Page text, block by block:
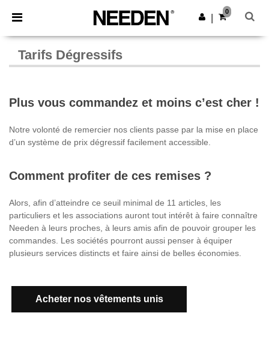
× Appli Needen
Meilleurs prix sur l’app !
Obtenir l'appli
0
Tarifs Dégressifs
Plus vous commandez et moins c’est cher !
Notre volonté de remercier nos clients passe par la mise en place
d’un système de prix dégressif facilement accessible.
Comment profiter de ces remises ?
Alors, afin d’atteindre ce seuil minimal de 11 articles, les
particuliers et les associations auront tout intérêt à faire connaître
Needen à leurs proches, à leurs amis afin de pouvoir grouper les
commandes. Les sociétés pourront aussi penser à équiper
plusieurs services distincts et faire ainsi de belles économies.
Acheter nos vêtements unis